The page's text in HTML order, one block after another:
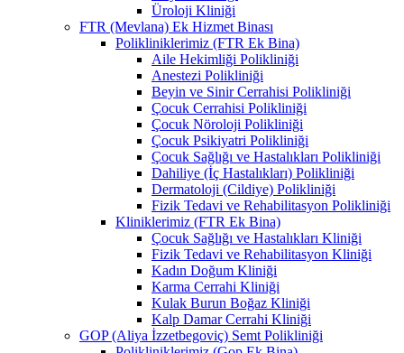
Üroloji Kliniği
FTR (Mevlana) Ek Hizmet Binası
Polikliniklerimiz (FTR Ek Bina)
Aile Hekimliği Polikliniği
Anestezi Polikliniği
Beyin ve Sinir Cerrahisi Polikliniği
Çocuk Cerrahisi Polikliniği
Çocuk Nöroloji Polikliniği
Çocuk Psikiyatri Polikliniği
Çocuk Sağlığı ve Hastalıkları Polikliniği
Dahiliye (İç Hastalıkları) Polikliniği
Dermatoloji (Cildiye) Polikliniği
Fizik Tedavi ve Rehabilitasyon Polikliniği
Kliniklerimiz (FTR Ek Bina)
Çocuk Sağlığı ve Hastalıkları Kliniği
Fizik Tedavi ve Rehabilitasyon Kliniği
Kadın Doğum Kliniği
Karma Cerrahi Kliniği
Kulak Burun Boğaz Kliniği
Kalp Damar Cerrahi Kliniği
GOP (Aliya İzzetbegoviç) Semt Polikliniği